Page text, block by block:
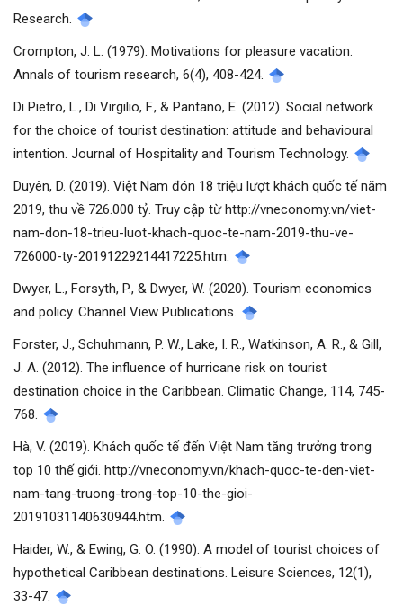
Research.
Crompton, J. L. (1979). Motivations for pleasure vacation.
Annals of tourism research, 6(4), 408-424.
Di Pietro, L., Di Virgilio, F., & Pantano, E. (2012). Social network
for the choice of tourist destination: attitude and behavioural
intention. Journal of Hospitality and Tourism Technology.
Duyên, D. (2019). Việt Nam đón 18 triệu lượt khách quốc tế năm
2019, thu về 726.000 tỷ. Truy cập từ http://vneconomy.vn/viet-
nam-don-18-trieu-luot-khach-quoc-te-nam-2019-thu-ve-
726000-ty-20191229214417225.htm.
Dwyer, L., Forsyth, P., & Dwyer, W. (2020). Tourism economics
and policy. Channel View Publications.
Forster, J., Schuhmann, P. W., Lake, I. R., Watkinson, A. R., & Gill,
J. A. (2012). The influence of hurricane risk on tourist
destination choice in the Caribbean. Climatic Change, 114, 745-
768.
Hà, V. (2019). Khách quốc tế đến Việt Nam tăng trưởng trong
top 10 thế giới. http://vneconomy.vn/khach-quoc-te-den-viet-
nam-tang-truong-trong-top-10-the-gioi-
20191031140630944.htm.
Haider, W., & Ewing, G. O. (1990). A model of tourist choices of
hypothetical Caribbean destinations. Leisure Sciences, 12(1),
33-47.